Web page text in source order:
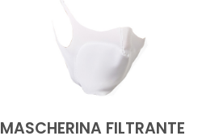
MASCHERINA FILTRANTE